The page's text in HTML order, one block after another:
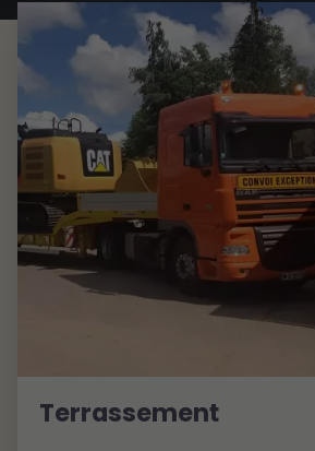
Terrassement